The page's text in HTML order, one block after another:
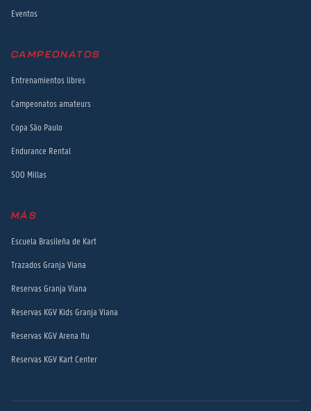
Eventos
CAMPEONATOS
Entrenamientos libres
Campeonatos amateurs
Copa São Paulo
Endurance Rental
500 Millas
MÁS
Escuela Brasileña de Kart
Trazados Granja Viana
Reservas Granja Viana
Reservas KGV Kids Granja Viana
Reservas KGV Arena Itu
Reservas KGV Kart Center